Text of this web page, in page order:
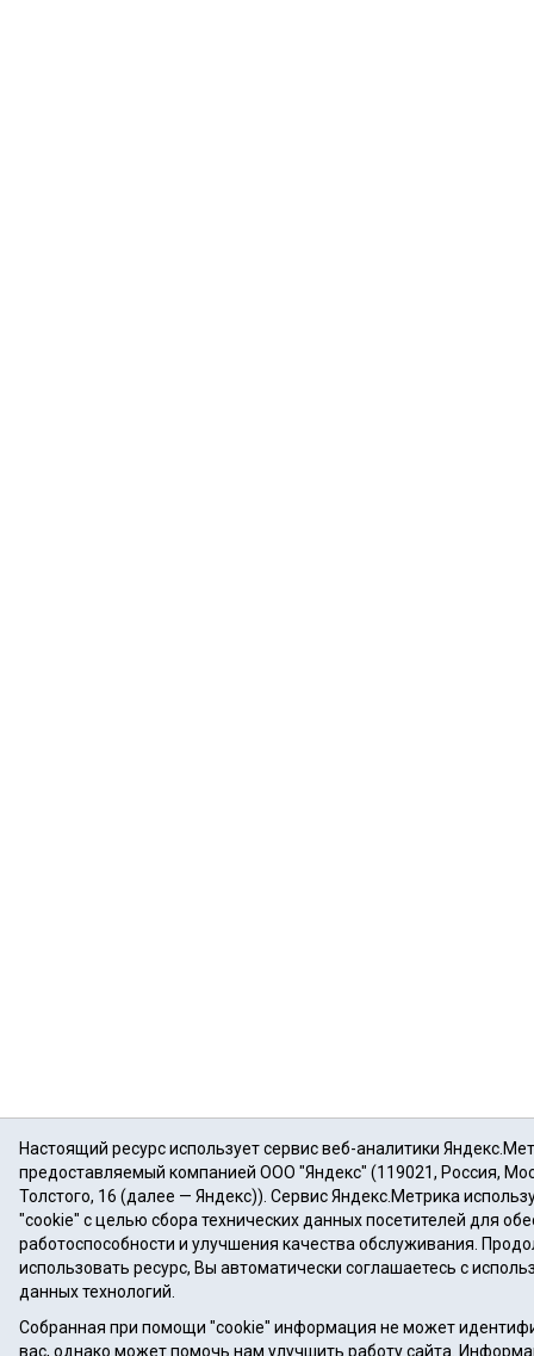
Настоящий ресурс использует сервис веб-аналитики
предоставляемый компанией ООО "Яндекс" (119021, Россия,
Толстого, 16 (далее — Яндекс)). Сервис Яндекс.Метрика
"cookie" с целью сбора технических данных посетителей для
работоспособности и улучшения качества обслуживания.
использовать ресурс, Вы автоматически соглашаетесь с
данных технологий.
Собранная при помощи "cookie" информация не может
вас, однако может помочь нам улучшить работу сайта.